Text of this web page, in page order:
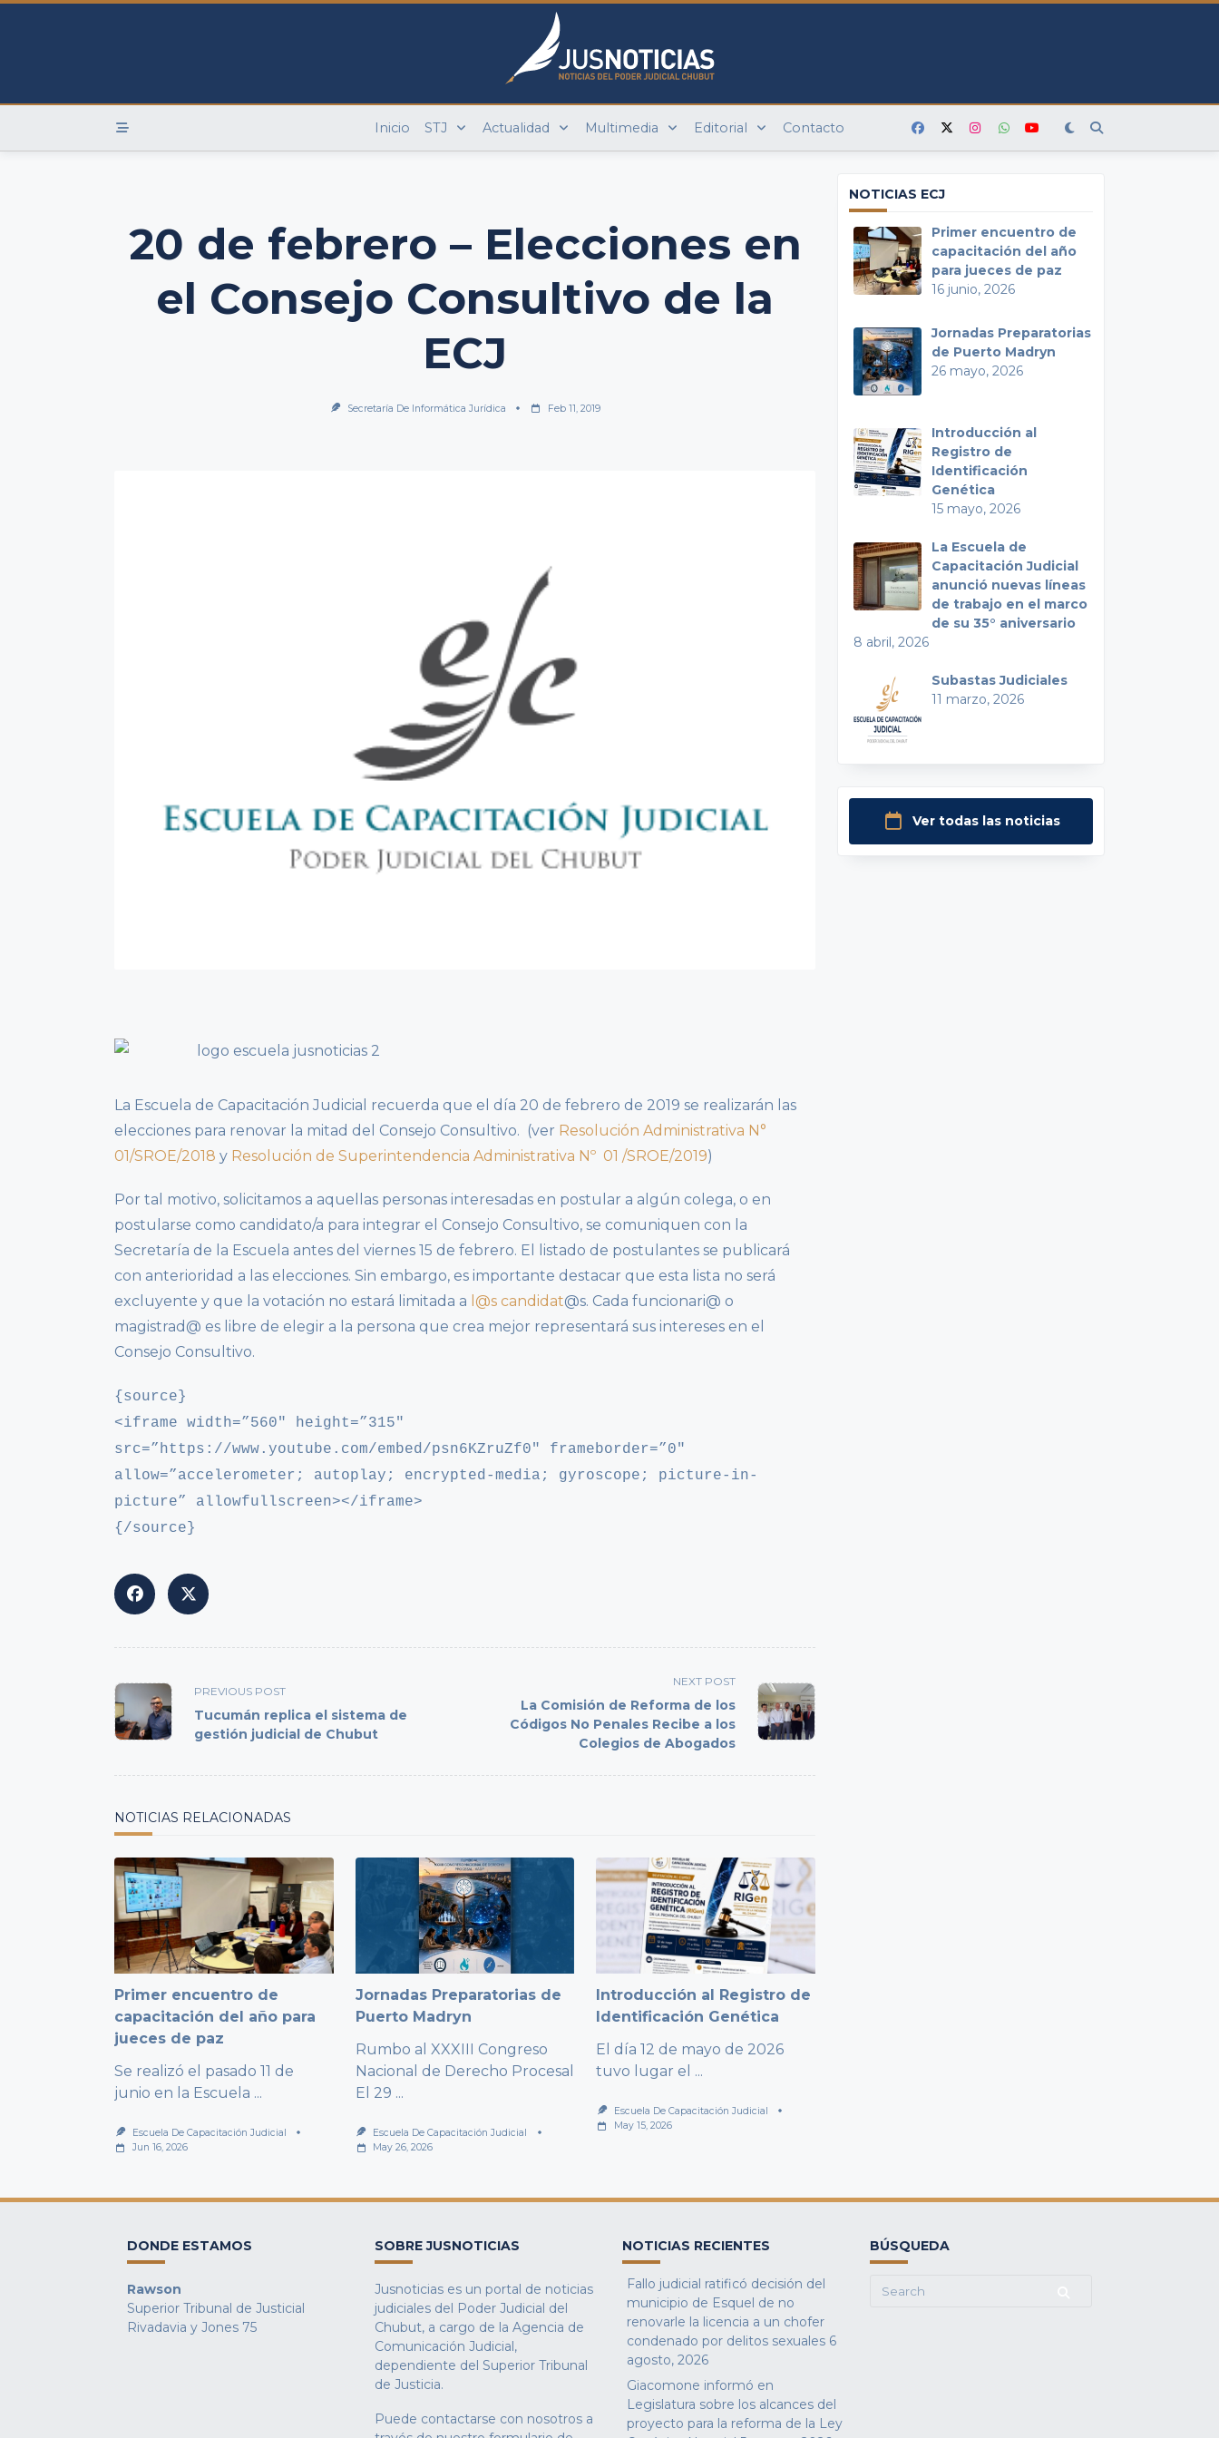
Skip
Inicio STJ Actualidad Multimedia Editorial Contacto
20 de febrero – Elecciones en
el Consejo Consultivo de la
ECJ
Secretaría De Informática Jurídica Feb 11, 2019
La Escuela de Capacitación Judicial recuerda que el día 20 de febrero de 2019 se realizarán las
elecciones para renovar la mitad del Consejo Consultivo. (ver Resolución Administrativa N°
01/SROE/2018 y Resolución de Superintendencia Administrativa Nº 01 /SROE/2019)
Por tal motivo, solicitamos a aquellas personas interesadas en postular a algún colega, o en
postularse como candidato/a para integrar el Consejo Consultivo, se comuniquen con la
Secretaría de la Escuela antes del viernes 15 de febrero. El listado de postulantes se publicará
con anterioridad a las elecciones. Sin embargo, es importante destacar que esta lista no será
excluyente y que la votación no estará limitada a l@s candidat@s. Cada funcionari@ o
magistrad@ es libre de elegir a la persona que crea mejor representará sus intereses en el
Consejo Consultivo.
{source}
<iframe width=”560″ height=”315″
src=”https://www.youtube.com/embed/psn6KZruZf0″ frameborder=”0″
allow=”accelerometer; autoplay; encrypted-media; gyroscope; picture-in-
picture” allowfullscreen></iframe>
{/source}
<span
class="nav-
subtitle
screen-
PREVIOUS POST
Tucumán replica el sistema de
gestión judicial de Chubut
NEXT POST
La Comisión de Reforma de los
Códigos No Penales Recibe a los
Colegios de Abogados
NOTICIAS RELACIONADAS
Primer encuentro de
capacitación del año para
jueces de paz
Se realizó el pasado 11 de
junio en la Escuela ...
Escuela De Capacitación Judicial
Jun 16, 2026
Jornadas Preparatorias de
Puerto Madryn
Rumbo al XXXIII Congreso
Nacional de Derecho Procesal
El 29 ...
Escuela De Capacitación Judicial
May 26, 2026
Introducción al Registro de
Identificación Genética
El día 12 de mayo de 2026
tuvo lugar el ...
Escuela De Capacitación Judicial
May 15, 2026
NOTICIAS ECJ
Primer encuentro de
capacitación del año
para jueces de paz
16 junio, 2026
Jornadas Preparatorias
de Puerto Madryn
26 mayo, 2026
Introducción al
Registro de
Identificación
Genética
15 mayo, 2026
La Escuela de
Capacitación Judicial
anunció nuevas líneas
de trabajo en el marco
de su 35° aniversario
8 abril, 2026
Subastas Judiciales
11 marzo, 2026
Ver todas las noticias
DONDE ESTAMOS
Rawson
Superior Tribunal de Justicial
Rivadavia y Jones 75
SOBRE JUSNOTICIAS
Jusnoticias es un portal de noticias
judiciales del Poder Judicial del
Chubut, a cargo de la Agencia de
Comunicación Judicial,
dependiente del Superior Tribunal
de Justicia.
Puede contactarse con nosotros a
NOTICIAS RECIENTES
Fallo judicial ratificó decisión del
municipio de Esquel de no
renovarle la licencia a un chofer
condenado por delitos sexuales 6
agosto, 2026
Giacomone informó en
Legislatura sobre los alcances del
proyecto para la reforma de la Ley
BÚSQUEDA
Search